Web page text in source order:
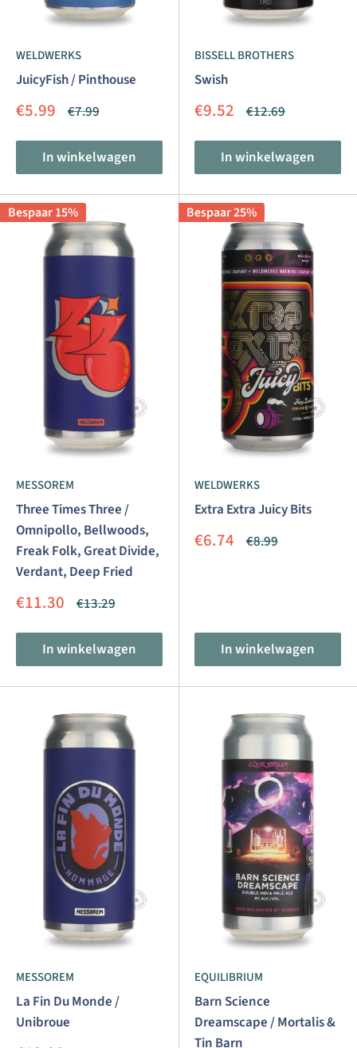
WELDWERKS
JuicyFish / Pinthouse
Aanbiedingsprijs
€5.99 Normale
€7.99
In winkelwagen
BISSELL BROTHERS
Swish
Aanbiedingsprijs
€9.52 Normale
€12.69
In winkelwagen
Bespaar 15%
MESSOREM
Three Times Three /
Omnipollo, Bellwoods,
Freak Folk, Great Divide,
Verdant, Deep Fried
Aanbiedingsprijs
€11.30 Normale
€13.29
In winkelwagen
Bespaar 25%
WELDWERKS
Extra Extra Juicy Bits
Aanbiedingsprijs
€6.74 Normale
€8.99
In winkelwagen
MESSOREM
La Fin Du Monde /
Unibroue
EQUILIBRIUM
Barn Science
Dreamscape / Mortalis &
Tin Barn